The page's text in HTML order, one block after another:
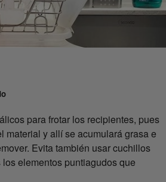
para frotar los recipientes, pues
material y allí se acumulará grasa e
Evita también usar cuchillos
elementos puntiagudos que